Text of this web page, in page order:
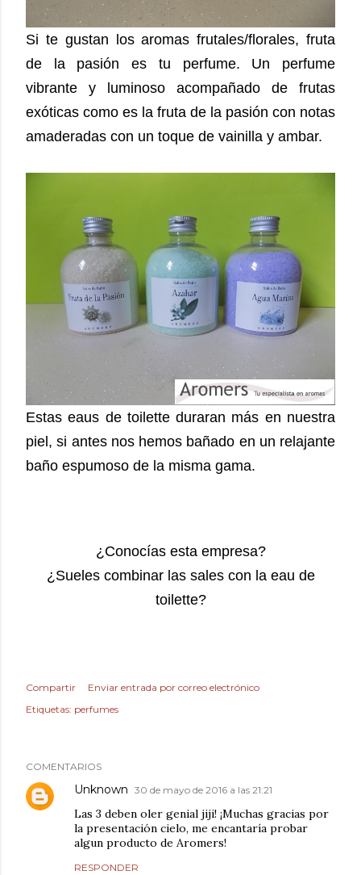
Si te gustan los aromas frutales/florales, fruta
de la pasión es tu perfume. Un perfume
vibrante y luminoso acompañado de frutas
exóticas como es la fruta de la pasión con notas
amaderadas con un toque de vainilla y ambar.
Estas eaus de toilette duraran más en nuestra
piel, si antes nos hemos bañado en un relajante
baño espumoso de la misma gama.
¿Conocías esta empresa?
¿Sueles combinar las sales con la eau de
toilette?
Compartir
Enviar entrada por correo electrónico
Etiquetas: perfumes
COMENTARIOS
Unknown 30 de mayo de 2016 a las 21:21
Las 3 deben oler genial jiji! ¡Muchas gracias por
la presentación cielo, me encantaría probar
algun producto de Aromers!
RESPONDER